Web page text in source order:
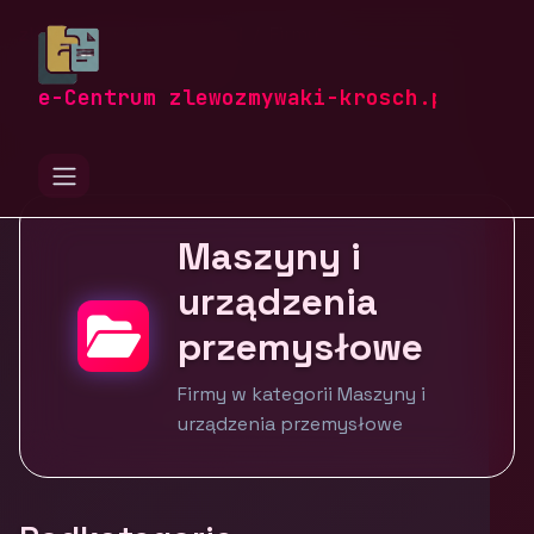
e-Centrum zlewozmywaki-krosch.pl
zlewozmywaki-krosch.pl
Przemysł i produkcja
Maszyny i urządzenia przemysłowe
Maszyny i
urządzenia
przemysłowe
Firmy w kategorii Maszyny i
urządzenia przemysłowe